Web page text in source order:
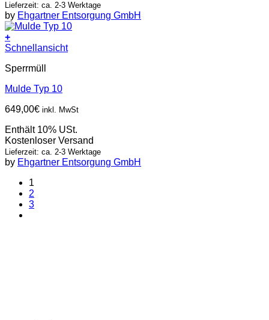
Lieferzeit: ca. 2-3 Werktage
by Ehgartner Entsorgung GmbH
+
Schnellansicht
Sperrmüll
Mulde Typ 10
649,00€ inkl. MwSt
Enthält 10% USt.
Kostenloser Versand
Lieferzeit: ca. 2-3 Werktage
by Ehgartner Entsorgung GmbH
1
2
3